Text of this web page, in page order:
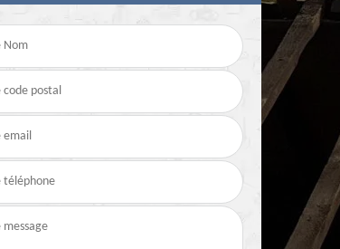
de cheminée
Ramoneur 14